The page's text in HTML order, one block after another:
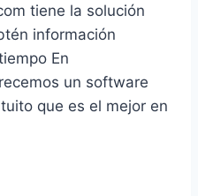
tiene la solución
información
En
un software
que es el mejor en